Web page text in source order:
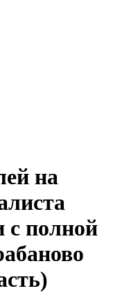
на
с полной